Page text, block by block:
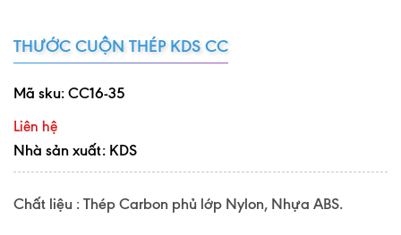
THƯỚC CUỘN THÉP KDS CC
Mã sku: CC16-35
Liên hệ
Nhà sản xuất: KDS
Chất liệu : Thép Carbon phủ lớp Nylon, Nhựa ABS.